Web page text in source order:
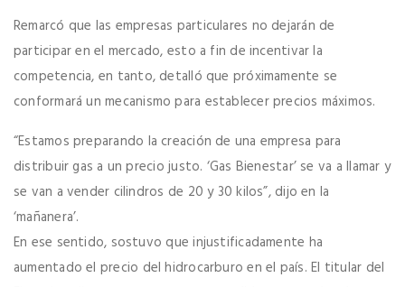
Remarcó que las empresas particulares no dejarán de
participar en el mercado, esto a fin de incentivar la
competencia, en tanto, detalló que próximamente se
conformará un mecanismo para establecer precios máximos.
“Estamos preparando la creación de una empresa para
distribuir gas a un precio justo. ‘Gas Bienestar’ se va a llamar y
se van a vender cilindros de 20 y 30 kilos”, dijo en la
‘mañanera’.
En ese sentido, sostuvo que injustificadamente ha
aumentado el precio del hidrocarburo en el país. El titular del